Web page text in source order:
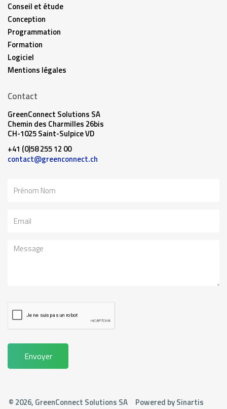
Conseil et étude
Conception
Programmation
Formation
Logiciel
Mentions légales
Contact
GreenConnect Solutions SA
Chemin des Charmilles 26bis
CH-1025 Saint-Sulpice VD
+41 (0)58 255 12 00
contact@greenconnect.ch
Message
Envoyer
© 2026, GreenConnect Solutions SA Powered bySinartis